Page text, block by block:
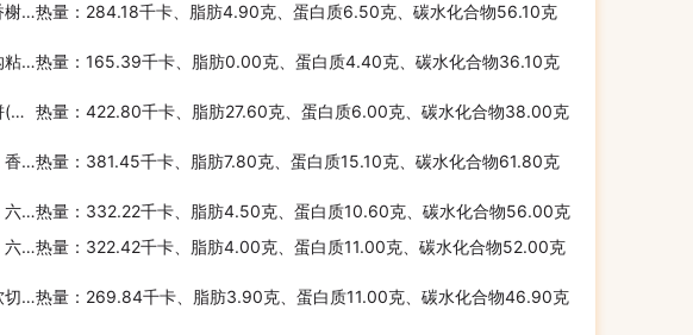
香榭丽舍 香榭葡萄吐司热量：284.18千卡、脂肪4.90克、蛋白质6.50克、碳水化合物56.10克
笨磨坊 亚沟粘豆包(糯米)热量：165.39千卡、脂肪0.00克、蛋白质4.40克、碳水化合物36.10克
俊杰 手抓饼(原味) 热量：422.80千卡、脂肪27.60克、蛋白质6.00克、碳水化合物38.00克
沂蒙六姐妹 香酥煎饼热量：381.45千卡、脂肪7.80克、蛋白质15.10克、碳水化合物61.80克
沂蒙六姐妹 六姐妹 玉米煎饼热量：332.22千卡、脂肪4.50克、蛋白质10.60克、碳水化合物56.00克
沂蒙六姐妹 六姐妹 高粱煎饼热量：322.42千卡、脂肪4.00克、蛋白质11.00克、碳水化合物52.00克
邱公馆 松软切片(多种子面包)热量：269.84千卡、脂肪3.90克、蛋白质11.00克、碳水化合物46.90克